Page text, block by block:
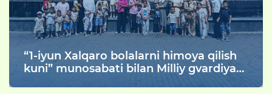
“1-iyun Xalqaro bolalarni himoya qilish
kuni” munosabati bilan Milliy gvardiya
Toshkent viloyati bo'yicha boshqarmasi